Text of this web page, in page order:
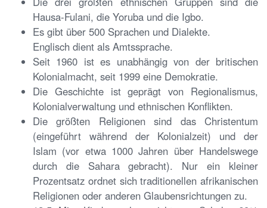
Hausa-Fulani, die Yoruba und die Igbo.
Es gibt über 500 Sprachen und Dialekte.
Englisch dient als Amtssprache.
Seit 1960 ist es unabhängig von der britischen
Kolonialmacht, seit 1999 eine Demokratie.
Die Geschichte ist geprägt von Regionalismus,
Kolonialverwaltung und ethnischen Konflikten.
Die größten Religionen sind das Christentum
(eingeführt während der Kolonialzeit) und der
Islam (vor etwa 1000 Jahren über Handelswege
durch die Sahara gebracht). Nur ein kleiner
Prozentsatz ordnet sich traditionellen afrikanischen
Religionen oder anderen Glaubensrichtungen zu.